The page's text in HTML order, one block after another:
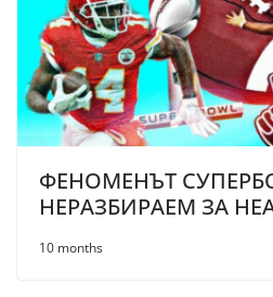
ФЕНОМЕНЪТ
НЕРАЗБИРАЕМ ЗА
10 months